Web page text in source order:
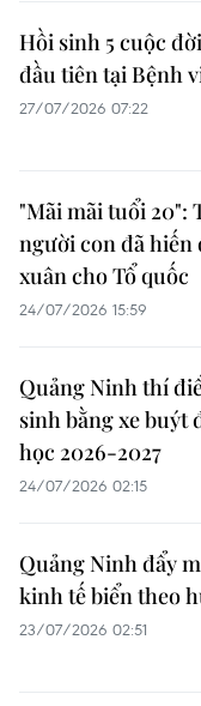
Hồi sinh 5 cuộc
đầu tiên tại Bệnh
27/07/2026 07:22
"Mãi mãi tuổi 20":
người con đã
xuân cho Tổ quốc
24/07/2026 15:59
Quảng Ninh thí
sinh bằng xe buýt
học 2026-2027
24/07/2026 02:15
Quảng Ninh đẩy
kinh tế biển theo
23/07/2026 02:51